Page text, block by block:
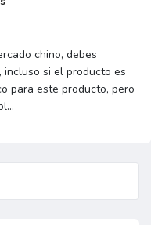
chino, debes
si el producto es
para este producto, pero